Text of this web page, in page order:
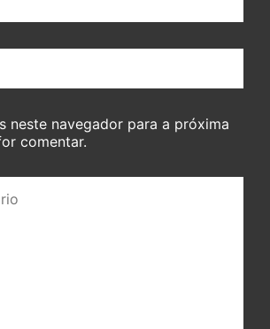
neste navegador para a próxima
comentar.